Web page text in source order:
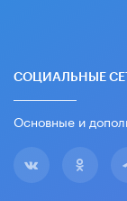
СОЦИАЛЬНЫЕ
Основные и